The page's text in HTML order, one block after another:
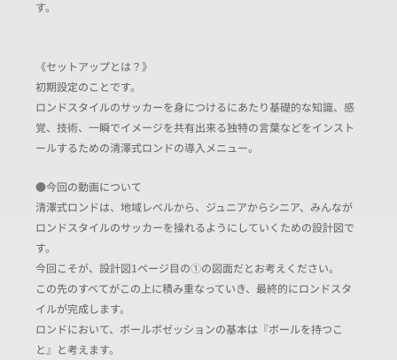
す。
《セットアップとは？》
初期設定のことです。
ロンドスタイルのサッカーを身につけるにあたり基礎的な知識、感
覚、技術、一瞬でイメージを共有出来る独特の言葉などをインスト
ールするための清澤式ロンドの導入メニュー。
●今回の動画について
清澤式ロンドは、地域レベルから、ジュニアからシニア、みんなが
ロンドスタイルのサッカーを操れるようにしていくための設計図で
す。
今回こそが、設計図1ページ目の①の図面だとお考えください。
この先のすべてがこの上に積み重なっていき、最終的にロンドスタ
イルが完成します。
ロンドにおいて、ボールポゼッションの基本は『ボールを持つこ
と』と考えます。